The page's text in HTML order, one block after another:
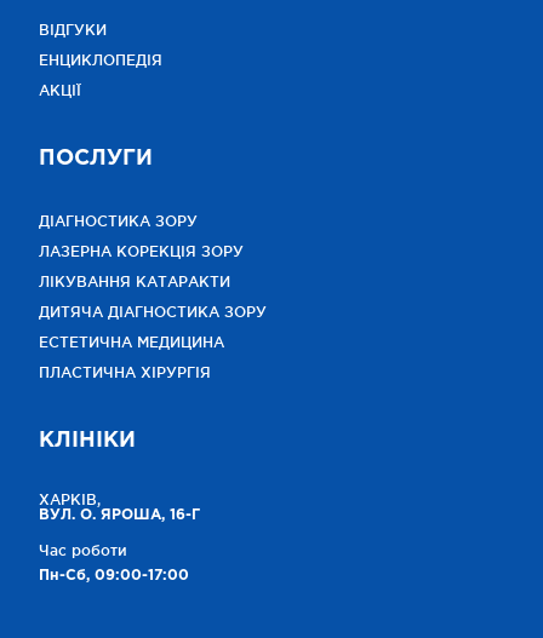
ВІДГУКИ
ЕНЦИКЛОПЕДІЯ
АКЦІЇ
ПОСЛУГИ
ДІАГНОСТИКА ЗОРУ
ЛАЗЕРНА КОРЕКЦІЯ ЗОРУ
ЛІКУВАННЯ КАТАРАКТИ
ДИТЯЧА ДІАГНОСТИКА ЗОРУ
ЕСТЕТИЧНА МЕДИЦИНА
ПЛАСТИЧНА ХІРУРГІЯ
КЛІНІКИ
ХАРКІВ,
ВУЛ. О. ЯРОША, 16-Г
Час роботи
Пн-Сб, 09:00-17:00